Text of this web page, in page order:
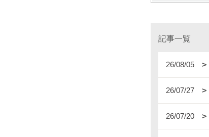
記事一覧
26/08/05
26/07/27
26/07/20